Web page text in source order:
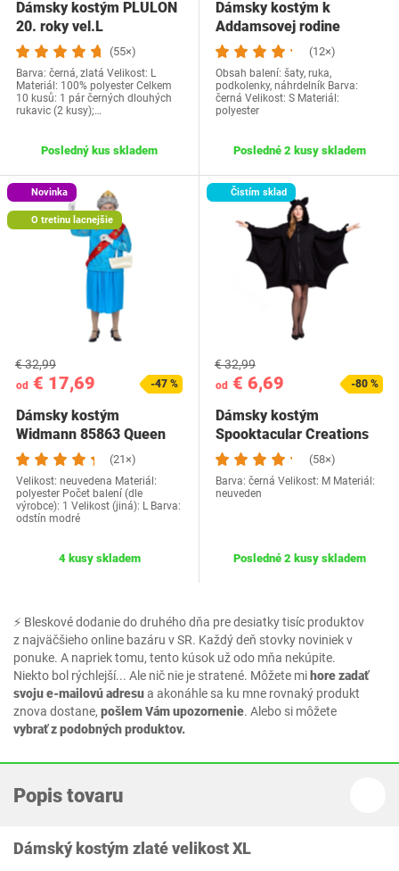
⚡ Bleskové dodanie do druhého dňa pre desiatky tisíc produktov
z najväčšieho online bazáru v SR. Každý deň stovky noviniek v
ponuke. A napriek tomu, tento kúsok už odo mňa nekúpite.
Niekto bol rýchlejší... Ale nič nie je stratené. Môžete mihore zadať
svoju e-mailovú adresua akonáhle sa ku mne rovnaký produkt
znova dostane, pošlem Vám upozornenie. Alebo si môžete
vybrať z podobných produktov.
Dámsky kostým PLULON
20. roky vel.L
(55×)
Barva: černá, zlatá Velikost: L
Materiál: 100% polyester Celkem
10 kusů: 1 pár černých dlouhých
rukavic (2 kusy);…
Posledný kus skladem
Dámsky kostým k
Addamsovej rodine
Mrsclaus, S
(12×)
Obsah balení: šaty, ruka,
podkolenky, náhrdelník Barva:
černá Velikost: S Materiál:
polyester
Posledné 2 kusy skladem
Novinka
O tretinu lacnejšie
od € 17,69
€ 32,99
-47 %
Dámsky kostým
Widmann 85863 Queen
(21×)
Velikost: neuvedena Materiál:
polyester Počet balení (dle
výrobce): 1 Velikost (jiná): L Barva:
odstín modré
4 kusy skladem
Čistím sklad
od € 6,69
€ 32,99
-80 %
Dámsky kostým
Spooktacular Creations
veľ. L
(58×)
Barva: černá Velikost: M Materiál:
neuveden
Posledné 2 kusy skladem
Popis tovaru
Dámský kostým zlaté velikost XL